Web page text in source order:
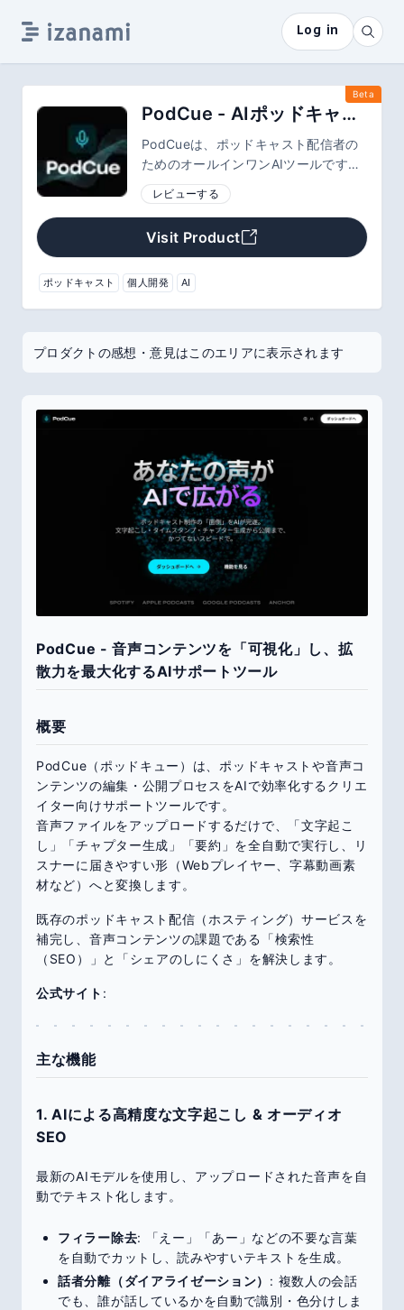
Log in
Beta
PodCue - AIポッドキャスト文字起こし・チャプター生成ツール
PodCueは、ポッドキャスト配信者の
ためのオールインワンAIツールです。
最新のAIモデルを使用し、多人数会話
の正確な文字起こしから、トピックご
とのチャプター生成までを全自動化。
カラオケ字幕付きのWebプレイヤーで
の共有や、ブログ用テキストの書き出
しもワンクリックで行えます。
レビューする
Visit Product
ポッドキャスト 個人開発 AI
プロダクトの感想・意見はこのエリアに表示されます
PodCue - 音声コンテンツを「可視化」し、拡
散力を最大化するAIサポートツール
概要
PodCue（ポッドキュー）は、ポッドキャストや音声コ
ンテンツの編集・公開プロセスをAIで効率化するクリエ
イター向けサポートツールです。
音声ファイルをアップロードするだけで、「文字起こ
し」「チャプター生成」「要約」を全自動で実行し、リ
スナーに届きやすい形（Webプレイヤー、字幕動画素
材など）へと変換します。
既存のポッドキャスト配信（ホスティング）サービスを
補完し、音声コンテンツの課題である「検索性
（SEO）」と「シェアのしにくさ」を解決します。
公式サイト :
主な機能
1. AIによる高精度な文字起こし & オーディオ
SEO
最新のAIモデルを使用し、アップロードされた音声を自
動でテキスト化します。
フィラー除去: 「えー」「あー」などの不要な言葉
を自動でカットし、読みやすいテキストを生成。
話者分離（ダイアライゼーション） : 複数人の会話
でも、誰が話しているかを自動で識別・色分けしま